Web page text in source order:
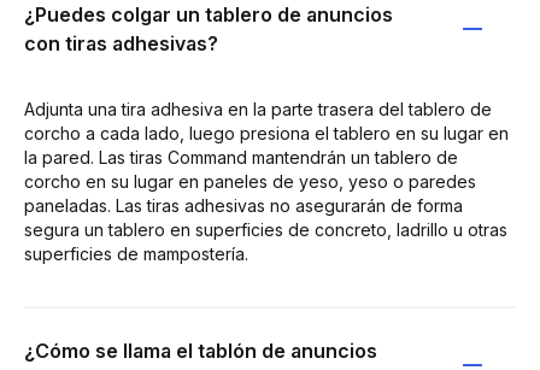
¿Puedes colgar un tablero de anuncios
con tiras adhesivas?
Adjunta una tira adhesiva en la parte trasera del tablero de
corcho a cada lado, luego presiona el tablero en su lugar en
la pared. Las tiras Command mantendrán un tablero de
corcho en su lugar en paneles de yeso, yeso o paredes
paneladas. Las tiras adhesivas no asegurarán de forma
segura un tablero en superficies de concreto, ladrillo u otras
superficies de mampostería.
¿Cómo se llama el tablón de anuncios